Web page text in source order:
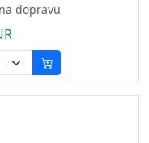
dopravu